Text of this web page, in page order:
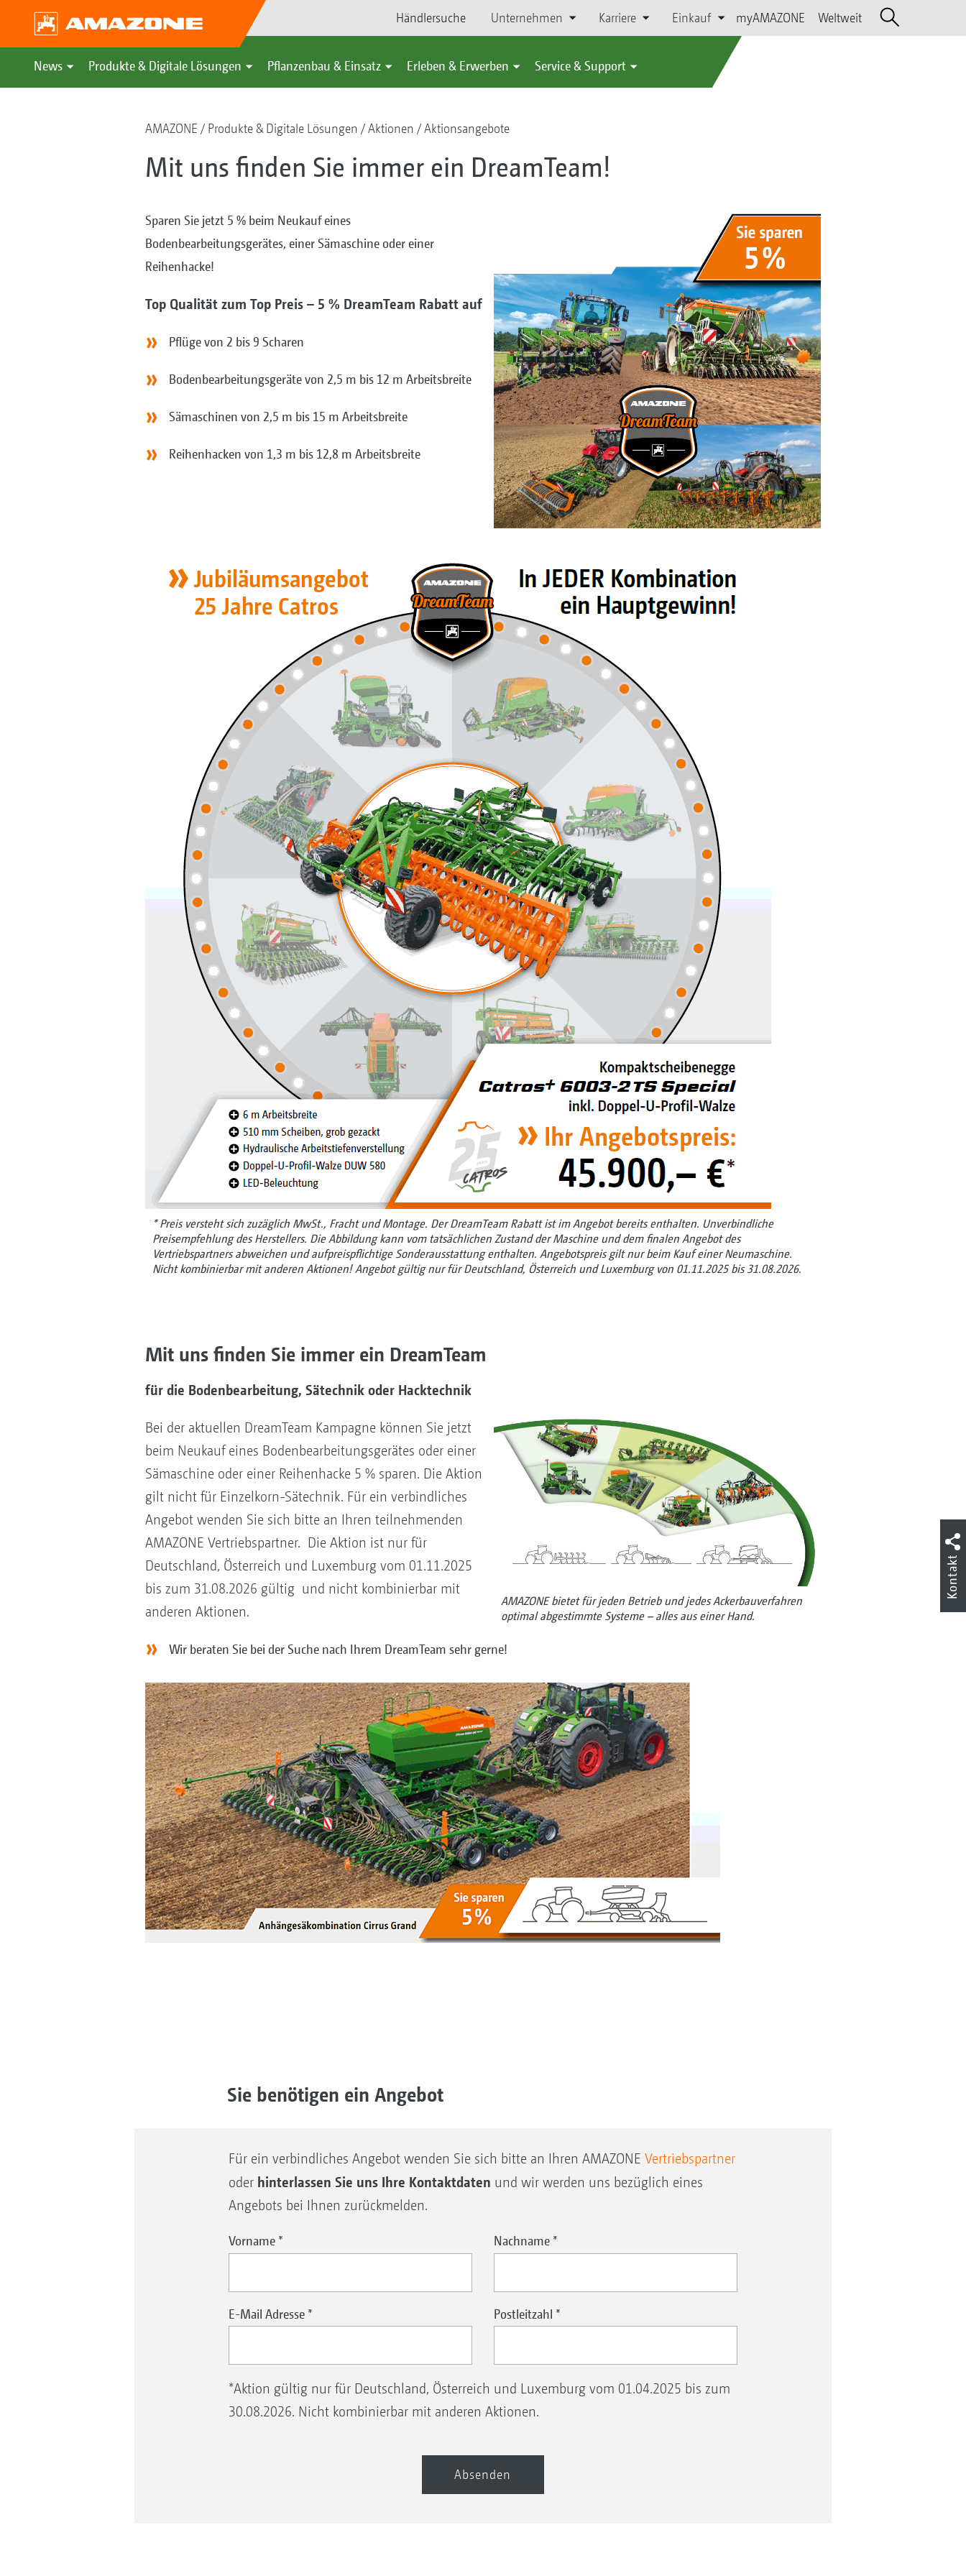
Händlersuche Unternehmen Karriere Einkauf myAMAZONE Weltweit
News Produkte & Digitale Lösungen Pflanzenbau & Einsatz Erleben & Erwerben Service & Support
AMAZONE Produkte & Digitale Lösungen Aktionen Aktionsangebote
Mit uns finden Sie immer ein DreamTeam!
Sparen Sie jetzt 5 % beim Neukauf eines
Bodenbearbeitungsgerätes, einer Sämaschine oder einer
Reihenhacke!
Top Qualität zum Top Preis – 5 % DreamTeam Rabatt auf
Pflüge von 2 bis 9 Scharen
Bodenbearbeitungsgeräte von 2,5 m bis 12 m Arbeitsbreite
Sämaschinen von 2,5 m bis 15 m Arbeitsbreite
Reihenhacken von 1,3 m bis 12,8 m Arbeitsbreite
* Preis versteht sich zuzäglich MwSt., Fracht und Montage. Der DreamTeam Rabatt ist im Angebot bereits enthalten. Unverbindliche
Preisempfehlung des Herstellers. Die Abbildung kann vom tatsächlichen Zustand der Maschine und dem finalen Angebot des
Vertriebspartners abweichen und aufpreispflichtige Sonderausstattung enthalten. Angebotspreis gilt nur beim Kauf einer Neumaschine.
Nicht kombinierbar mit anderen Aktionen! Angebot gültig nur für Deutschland, Österreich und Luxemburg von 01.11.2025 bis 31.08.2026.
Mit uns finden Sie immer ein DreamTeam
für die Bodenbearbeitung, Sätechnik oder Hacktechnik
AMAZONE bietet für jeden Betrieb und jedes Ackerbauverfahren
optimal abgestimmte Systeme – alles aus einer Hand.
Bei der aktuellen DreamTeam Kampagne können Sie jetzt
beim Neukauf eines Bodenbearbeitungsgerätes oder einer
Sämaschine oder einer Reihenhacke 5 % sparen. Die Aktion
gilt nicht für Einzelkorn-Sätechnik. Für ein verbindliches
Angebot wenden Sie sich bitte an Ihren teilnehmenden
AMAZONE Vertriebspartner. Die Aktion ist nur für
Deutschland, Österreich und Luxemburg vom 01.11.2025
bis zum 31.08.2026 gültig und nicht kombinierbar mit
anderen Aktionen.
Wir beraten Sie bei der Suche nach Ihrem DreamTeam sehr gerne!
Sie benötigen ein Angebot
Für ein verbindliches Angebot wenden Sie sich bitte an Ihren AMAZONEVertriebspartner
oder hinterlassen Sie uns Ihre Kontaktdaten und wir werden uns bezüglich eines
Angebots bei Ihnen zurückmelden.
Vorname * Nachname *
E-Mail Adresse * Postleitzahl *
*Aktion gültig nur für Deutschland, Österreich und Luxemburg vom 01.04.2025 bis zum
30.08.2026. Nicht kombinierbar mit anderen Aktionen.
Absenden
Kontakt